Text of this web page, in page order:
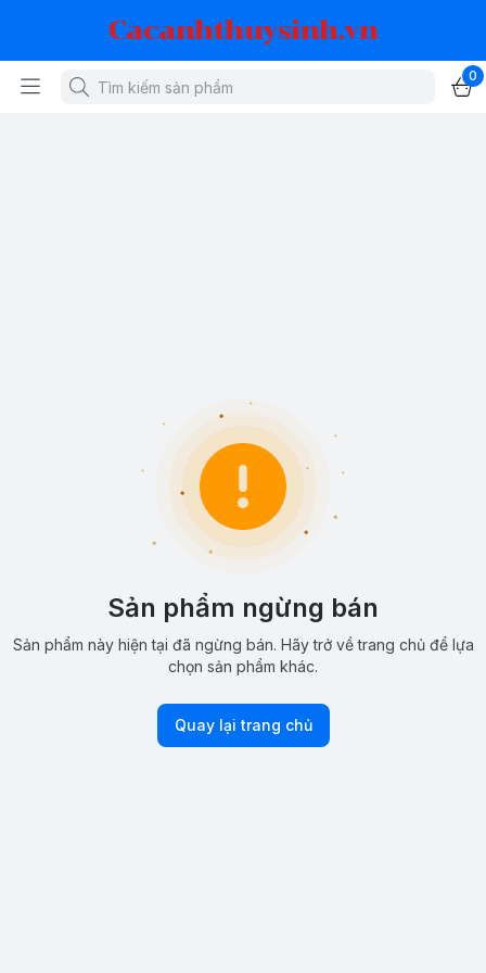
Cacanhthuysinh.vn
0
Sản phẩm ngừng bán
Sản phẩm này hiện tại đã ngừng bán. Hãy trở về trang chủ để lựa
chọn sản phẩm khác.
Quay lại trang chủ